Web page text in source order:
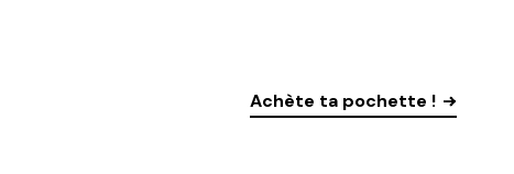
Achète ta pochette !